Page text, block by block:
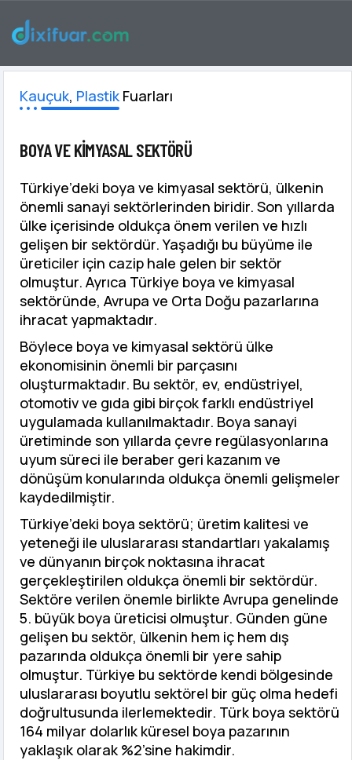
BOYA VE KIMYASALLAR FUARLARI
Kauçuk, Plastik Fuarları
BOYA VE KIMYASAL SEKTÖRÜ
Türkiye’deki boya ve kimyasal sektörü, ülkenin
önemli sanayi sektörlerinden biridir. Son yıllarda
ülke içerisinde oldukça önem verilen ve hızlı
gelişen bir sektördür. Yaşadığı bu büyüme ile
üreticiler için cazip hale gelen bir sektör
olmuştur. Ayrıca Türkiye boya ve kimyasal
sektöründe, Avrupa ve Orta Doğu pazarlarına
ihracat yapmaktadır.
Böylece boya ve kimyasal sektörü ülke
ekonomisinin önemli bir parçasını
oluşturmaktadır. Bu sektör, ev, endüstriyel,
otomotiv ve gıda gibi birçok farklı endüstriyel
uygulamada kullanılmaktadır. Boya sanayi
üretiminde son yıllarda çevre regülasyonlarına
uyum süreci ile beraber geri kazanım ve
dönüşüm konularında oldukça önemli gelişmeler
kaydedilmiştir.
Türkiye’deki boya sektörü; üretim kalitesi ve
yeteneği ile uluslararası standartları yakalamış
ve dünyanın birçok noktasına ihracat
gerçekleştirilen oldukça önemli bir sektördür.
Sektöre verilen önemle birlikte Avrupa genelinde
5. büyük boya üreticisi olmuştur. Günden güne
gelişen bu sektör, ülkenin hem iç hem dış
pazarında oldukça önemli bir yere sahip
olmuştur. Türkiye bu sektörde kendi bölgesinde
uluslararası boyutlu sektörel bir güç olma hedefi
doğrultusunda ilerlemektedir. Türk boya sektörü
164 milyar dolarlık küresel boya pazarının
yaklaşık olarak %2’sine hakimdir.